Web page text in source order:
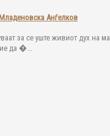
Анѓелков
за се уште живиот дух на
да �...